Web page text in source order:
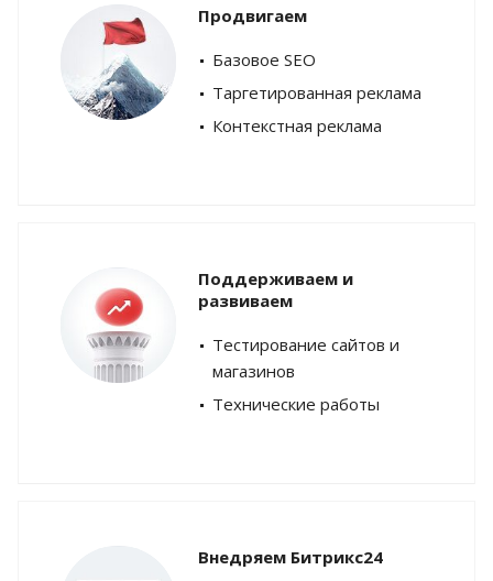
Продвигаем
Базовое SEO
Таргетированная реклама
Контекстная реклама
Поддерживаем и
развиваем
Тестирование сайтов и
магазинов
Технические работы
Внедряем Битрикс24